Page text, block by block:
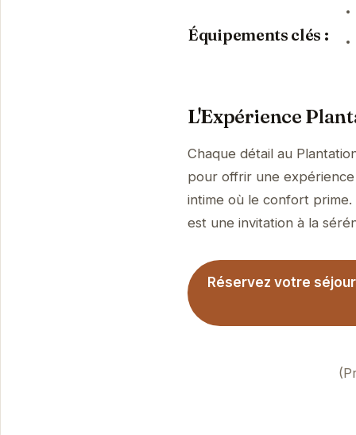
Équipements clés :
L'Expérience
Chaque détail au
pour offrir une
intime où le confort
est une invitation à la
Réservez votre